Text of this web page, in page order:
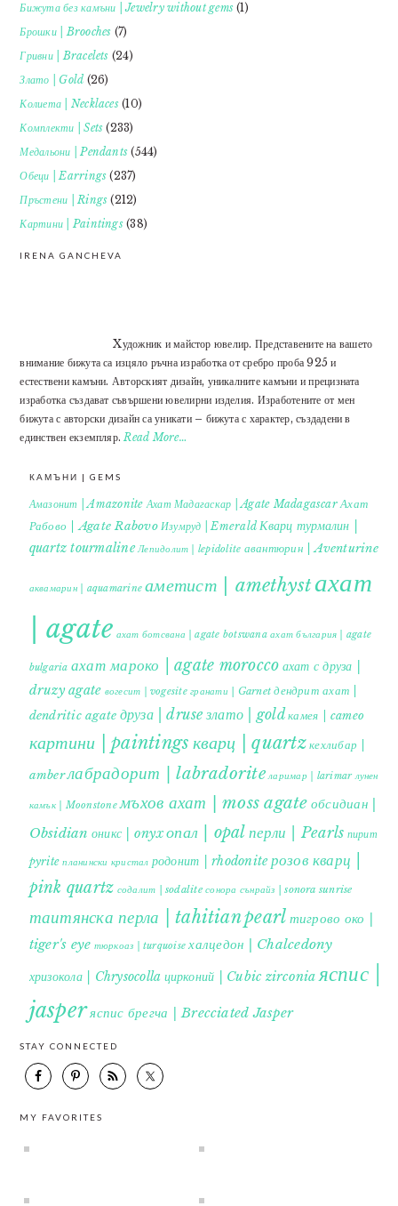
Бижута без камъни | Jewelry without gems (1)
Брошки | Brooches (7)
Гривни | Bracelets (24)
Злато | Gold (26)
Колиета | Necklaces(10)
Комплекти | Sets (233)
Медальони | Pendants (544)
Обеци | Earrings (237)
Пръстени | Rings (212)
Картини | Paintings(38)
IRENA GANCHEVA
Xудожник и майстор ювелир. Представените на вашето
внимание бижута са изцяло ръчна изработка от сребро проба 925 и
естествени камъни. Авторският дизайн, уникалните камъни и прецизната
изработка създават съвършени ювелирни изделия. Изработените от мен
бижута с авторски дизайн са уникати – бижута с характер, създадени в
единствен екземпляр.Read More…
КАМЪНИ | GEMS
Амазонит | Amazonite Ахат Мадагаскар | Agate Madagascar Ахат
Рабово | Agate Rabovo Изумруд | Emerald Кварц турмалин |
quartz tourmaline Лепидолит | lepidolite авантюрин | Aventurine
аквамарин | aquamarine аметист | amethystахат
| agate ахат ботсвана | agate botswana ахат българия | agate
bulgaria ахат мароко | agate morocco ахат с друза |
druzy agate вогесит | vogesite гранати | Garnet дендрит ахат |
dendritic agate друза | druse злато | gold камея | cameo
картини | paintings кварц | quartzкехлибар |
amberлабрадорит | labradorite ларимар | larimar лунен
камък | Moonstone мъхов ахат | moss agate обсидиан |
Obsidian оникс | onyxопал | opal перли | Pearls пирит |
pyrite планински кристал родонит | rhodonite розов кварц |
pink quartz содалит | sodalite сонора сънрайз | sonora sunrise
таитянска перла | tahitian pearl тигрово око |
tiger's eye тюркоаз | turquoise халцедон | Chalcedony
хризокола | Chrysocolla цирконий | Cubic zirconia яспис |
jasperяспис брегча | Brecciated Jasper
STAY CONNECTED
MY FAVORITES